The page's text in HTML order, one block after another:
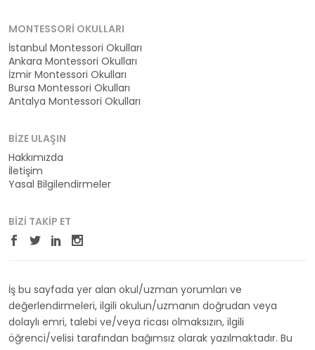
MONTESSORI OKULLARI
İstanbul Montessori Okulları
Ankara Montessori Okulları
İzmir Montessori Okulları
Bursa Montessori Okulları
Antalya Montessori Okulları
BIZE ULAŞIN
Hakkımızda
İletişim
Yasal Bilgilendirmeler
BIZI TAKIP ET
İş bu sayfada yer alan okul/uzman yorumları ve
değerlendirmeleri, ilgili okulun/uzmanın doğrudan veya
dolaylı emri, talebi ve/veya ricası olmaksızın, ilgili
öğrenci/velisi tarafından bağımsız olarak yazılmaktadır. Bu